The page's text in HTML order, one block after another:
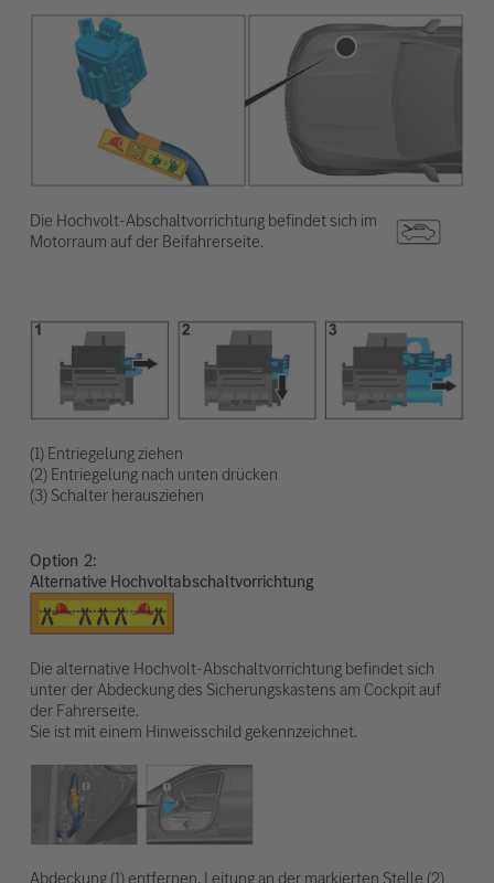
Die Hochvolt-Abschaltvorrichtung befindet sich im
Motorraum auf der Beifahrerseite.
(1) Entriegelung ziehen
(2) Entriegelung nach unten drücken
(3) Schalter herausziehen
Option
Alternative Hochvoltabschaltvorrichtung
Die alternative Hochvolt-Abschaltvorrichtung befindet sich
unter der Abdeckung des Sicherungskastens am Cockpit auf
der Fahrerseite.
Sie ist mit einem Hinweisschild gekennzeichnet.
Abdeckung (1) entfernen. Leitung an der markierten Stelle (2)